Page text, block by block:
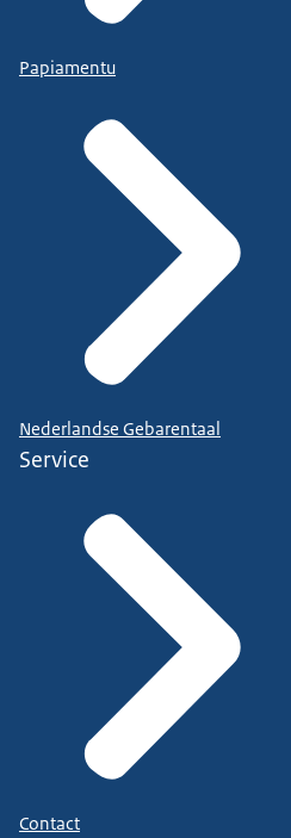
Papiamentu
Nederlandse Gebarentaal
Service
Contact